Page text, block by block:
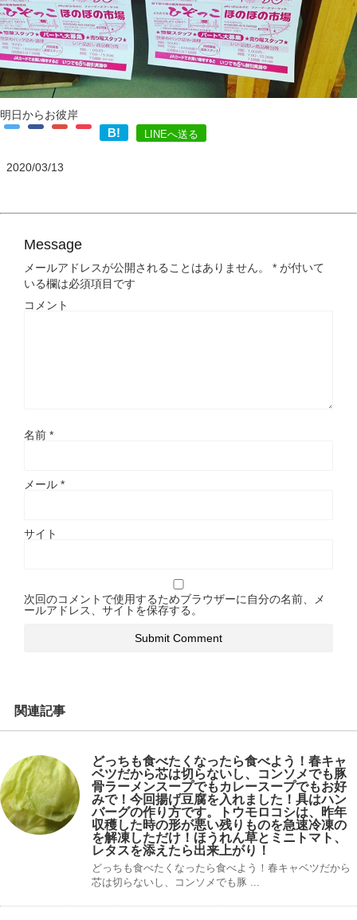
明日からお彼岸
B! LINEへ送る
2020/03/13
Message
メールアドレスが公開されることはありません。 * が付いて
いる欄は必須項目です
コメント
名前 *
メール *
サイト
次回のコメントで使用するためブラウザーに自分の名前、メ
ールアドレス、サイトを保存する。
関連記事
どっちも食べたくなったら食べよう！春キャ
ベツだから芯は切らないし、コンソメでも豚
骨ラーメンスープでもカレースープでもお好
みで！今回揚げ豆腐を入れました！具はハン
バーグの作り方です。トウモロコシは、昨年
収穫した時の形が悪い残りものを急速冷凍の
を解凍しただけ！ほうれん草とミニトマト、
レタスを添えたら出来上がり！
どっちも食べたくなったら食べよう！春キャベツだから
芯は切らないし、コンソメでも豚 ...